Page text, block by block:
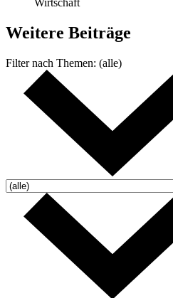
Wirtschaft
Weitere Beiträge
Filter nach Themen: (alle)